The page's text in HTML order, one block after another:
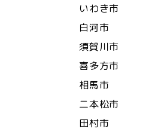
いわき市
白河市
須賀川市
喜多方市
相馬市
二本松市
田村市